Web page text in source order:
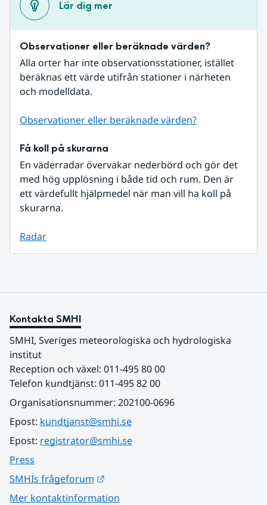
Lär dig mer
Observationer eller beräknade värden?
Alla orter har inte observationsstationer, istället
beräknas ett värde utifrån stationer i närheten
och modelldata.
Observationer eller beräknade värden?
Få koll på skurarna
En väderradar övervakar nederbörd och gör det
med hög upplösning i både tid och rum. Den är
ett värdefullt hjälpmedel när man vill ha koll på
skurarna.
Radar
Kontakta SMHI
SMHI, Sveriges meteorologiska och hydrologiska
institut
Reception och växel: 011-495 80 00
Telefon kundtjänst: 011-495 82 00
Organisationsnummer: 202100-0696
Epost: kundtjanst@smhi.se
Epost: registrator@smhi.se
Press
SMHIs frågeforum
Mer kontaktinformation